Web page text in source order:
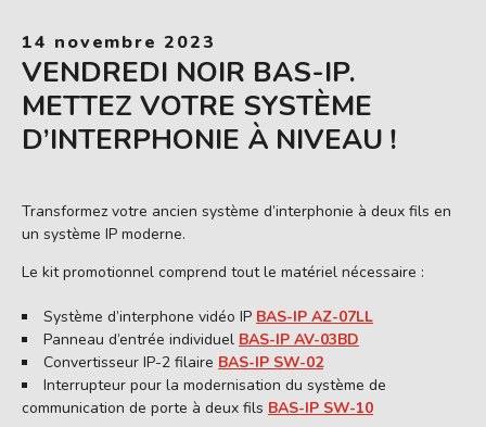
14 novembre 2023
VENDREDI NOIR BAS-IP.
METTEZ VOTRE SYSTÈME
D’INTERPHONIE À NIVEAU !
Transformez votre ancien système d’interphonie à deux fils en
un système IP moderne.
Le kit promotionnel comprend tout le matériel nécessaire :
Système d’interphone vidéo IP BAS-IP AZ-07LL
Panneau d’entrée individuel BAS-IP AV-03BD
Convertisseur IP-2 filaire BAS-IP SW-02
Interrupteur pour la modernisation du système de
communication de porte à deux fils BAS-IP SW-10